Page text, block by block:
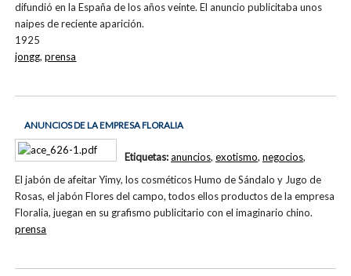
difundió en la España de los años veinte. El anuncio publicitaba unos
naipes de reciente aparición.
1925
jongg,prensa
ANUNCIOS DE LA EMPRESA FLORALIA
El jabón de afeitar Yimy, los cosméticos Humo de Sándalo y Jugo de
Rosas, el jabón Flores del campo, todos ellos productos de la empresa
Floralia, juegan en su grafismo publicitario con el imaginario chino.
Etiquetas:anuncios, exotismo, negocios,
prensa